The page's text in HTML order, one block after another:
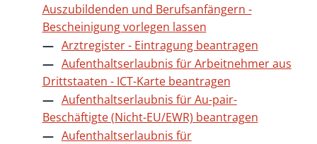
Auszubildenden und Berufsanfängern -
Bescheinigung vorlegen lassen
Arztregister - Eintragung beantragen
Aufenthaltserlaubnis für Arbeitnehmer aus
Drittstaaten - ICT-Karte beantragen
Aufenthaltserlaubnis für Au-pair-
Beschäftigte (Nicht-EU/EWR) beantragen
Aufenthaltserlaubnis für